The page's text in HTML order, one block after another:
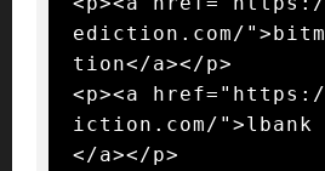
ediction.com/
tion</a></p>
<p><a
iction.com/
</a></p>